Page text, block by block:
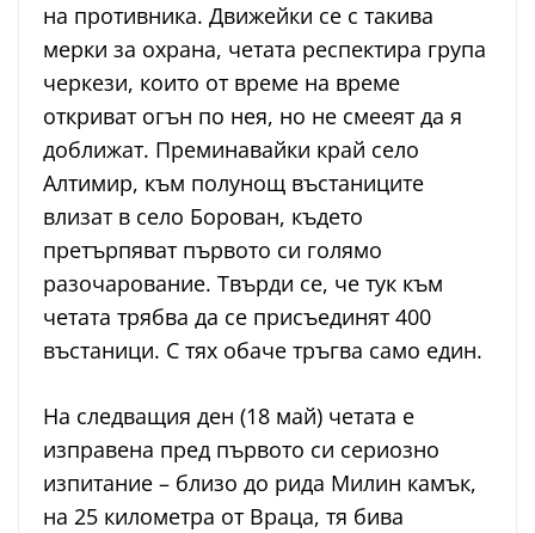
на противника. Движейки се с такива
мерки за охрана, четата респектира група
черкези, които от време на време
откриват огън по нея, но не смееят да я
доближат. Преминавайки край село
Алтимир, към полунощ въстаниците
влизат в село Борован, където
претърпяват първото си голямо
разочарование. Твърди се, че тук към
четата трябва да се присъединят 400
въстаници. С тях обаче тръгва само един.
На следващия ден (18 май) четата е
изправена пред първото си сериозно
изпитание – близо до рида Милин камък,
на 25 километра от Враца, тя бива